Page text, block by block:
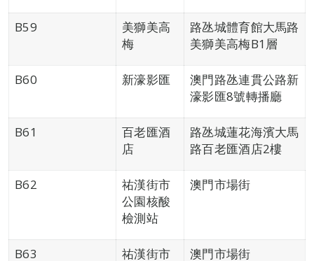
B59
美獅美高
梅
路氹城體育館大馬路
美獅美高梅B1層
B60 新濠影匯
澳門路氹連貫公路新
濠影匯8號轉播廳
B61
百老匯酒
店
路氹城蓮花海濱大馬
路百老匯酒店2樓
B62
祐漢街市
公園核酸
檢測站
澳門市場街
B63
祐漢街市
澳門市場街